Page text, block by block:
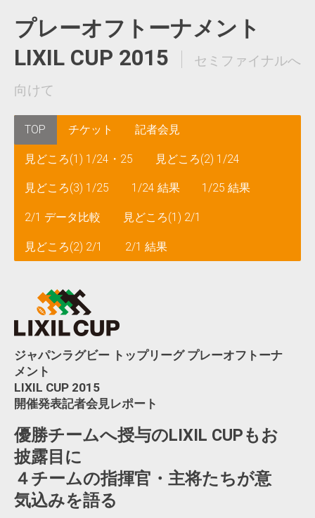
プレーオフトーナメント
LIXIL CUP 2015
セミファイナルへ
向けて
TOP チケット 記者会見
見どころ(1) 1/24・25 見どころ(2) 1/24
見どころ(3) 1/25 1/24 結果 1/25 結果
2/1 データ比較 見どころ(1) 2/1
見どころ(2) 2/1 2/1 結果
ジャパンラグビー トップリーグ プレーオフトーナ
メント
LIXIL CUP 2015
開催発表記者会見レポート
優勝チームへ授与のLIXIL CUPもお
披露目に
４チームの指揮官・主将たちが意
気込みを語る